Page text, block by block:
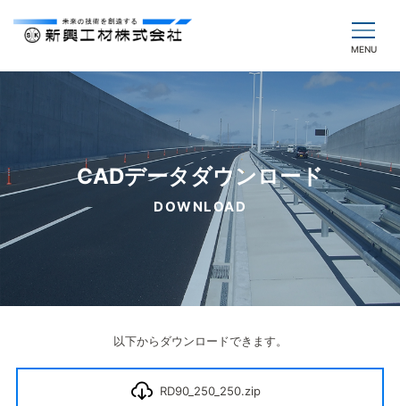
CADデータダウンロード
DOWNLOAD
以下からダウンロードできます。
RD90_250_250.zip